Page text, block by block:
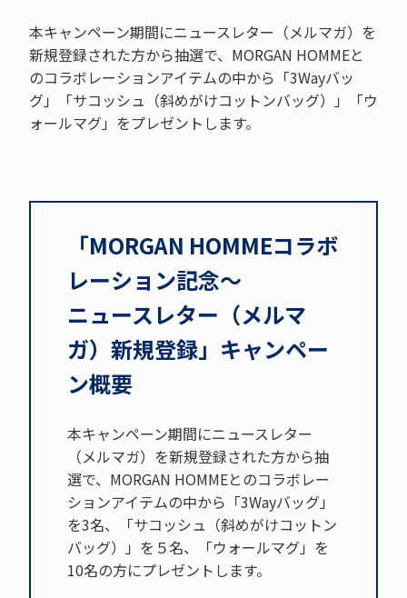
本キャンペーン期間にニュースレター（メルマガ）を
新規登録された方から抽選で、MORGAN HOMMEと
のコラボレーションアイテムの中から「3Wayバッ
グ」「サコッシュ（斜めがけコットンバッグ）」「ウ
ォールマグ」をプレゼントします。
「MORGAN HOMMEコラボ
レーション記念〜
ニュースレター（メルマ
ガ）新規登録」キャンペー
ン概要
本キャンペーン期間にニュースレター
（メルマガ）を新規登録された方から抽
選で、MORGAN HOMMEとのコラボレー
ションアイテムの中から「3Wayバッグ」
を3名、「サコッシュ（斜めがけコットン
バッグ）」を５名、「ウォールマグ」を
10名の方にプレゼントします。